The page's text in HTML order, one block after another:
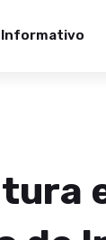
Informativo